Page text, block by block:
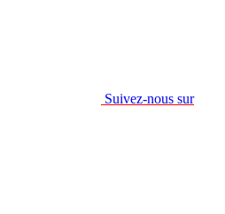
Suivez-nous sur